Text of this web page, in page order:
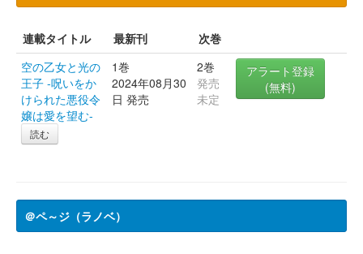
連載タイトル 最新刊
次巻
空の乙女と光の
王子 -呪いをか
けられた悪役令
嬢は愛を望む-
読む
1巻
2024年08月30
日 発売
2巻
発売
未定
アラート登録
(無料)
＠ペ～ジ（ラノベ）